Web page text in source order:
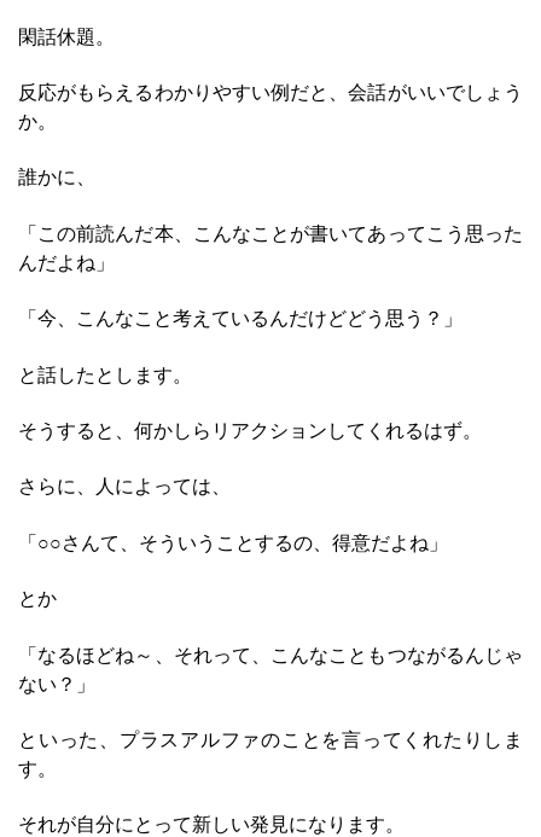
閑話休題。
反応がもらえるわかりやすい例だと、会話がいいでしょう
か。
誰かに、
「この前読んだ本、こんなことが書いてあってこう思った
んだよね」
「今、こんなこと考えているんだけどどう思う？」
と話したとします。
そうすると、何かしらリアクションしてくれるはず。
さらに、人によっては、
「○○さんて、そういうことするの、得意だよね」
とか
「なるほどね～、それって、こんなこともつながるんじゃ
ない？」
といった、プラスアルファのことを言ってくれたりしま
す。
それが自分にとって新しい発見になります。